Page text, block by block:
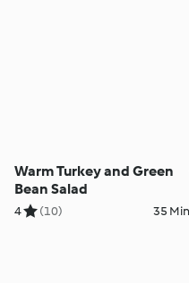
Warm Turkey and Green
Bean Salad
4 (10) 35 Min